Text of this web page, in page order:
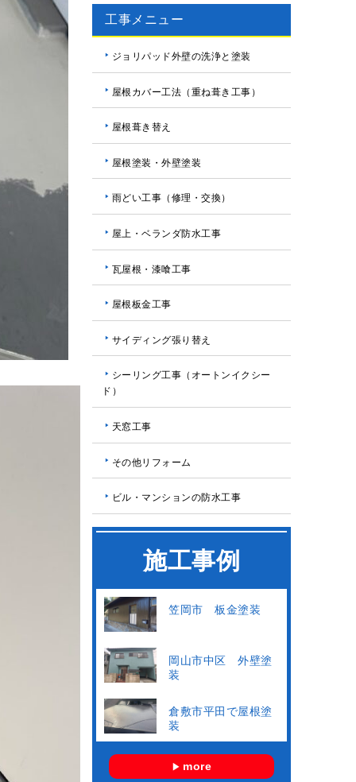
工事メニュー
ジョリパッド外壁の洗浄と塗装
屋根カバー工法（重ね葺き工事）
屋根葺き替え
屋根塗装・外壁塗装
雨どい工事（修理・交換）
屋上・ベランダ防水工事
瓦屋根・漆喰工事
屋根板金工事
サイディング張り替え
シーリング工事（オートンイクシー
ド）
天窓工事
その他リフォーム
ビル・マンションの防水工事
施工事例
笠岡市 板金塗装
岡山市中区 外壁塗
装
倉敷市平田で屋根塗
装
more